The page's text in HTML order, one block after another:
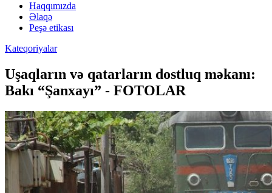
Haqqımızda
Əlaqə
Peşə etikası
Kateqoriyalar
Uşaqların və qatarların dostluq məkanı:
Bakı “Şanxayı” - FOTOLAR